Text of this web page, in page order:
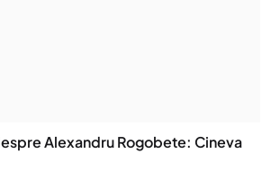
Alexandru Rogobete: Cineva